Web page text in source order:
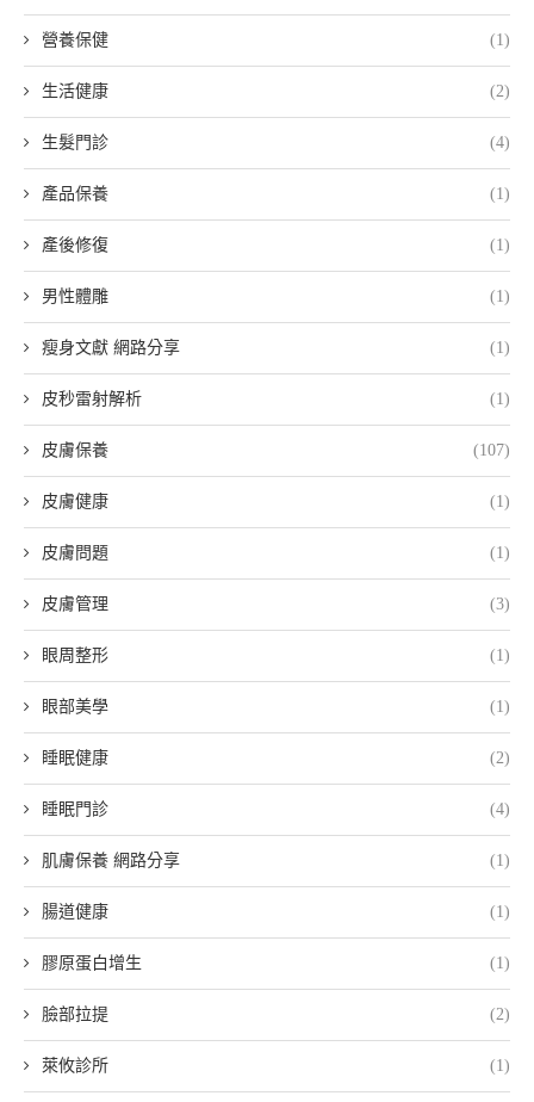
營養保健 (1)
生活健康 (2)
生髮門診 (4)
產品保養 (1)
產後修復 (1)
男性體雕 (1)
瘦身文獻 網路分享 (1)
皮秒雷射解析 (1)
皮膚保養 (107)
皮膚健康 (1)
皮膚問題 (1)
皮膚管理 (3)
眼周整形 (1)
眼部美學 (1)
睡眠健康 (2)
睡眠門診 (4)
肌膚保養 網路分享 (1)
腸道健康 (1)
膠原蛋白增生 (1)
臉部拉提 (2)
萊攸診所 (1)